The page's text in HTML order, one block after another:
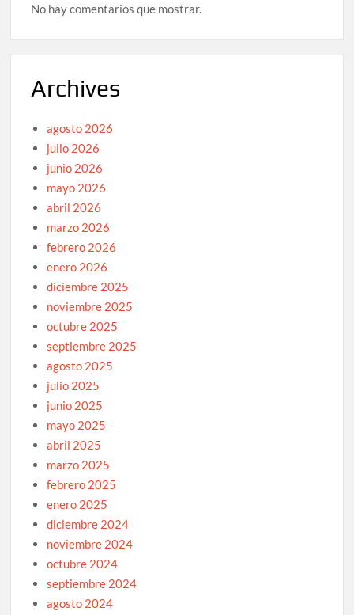
No hay comentarios que mostrar.
Archives
agosto 2026
julio 2026
junio 2026
mayo 2026
abril 2026
marzo 2026
febrero 2026
enero 2026
diciembre 2025
noviembre 2025
octubre 2025
septiembre 2025
agosto 2025
julio 2025
junio 2025
mayo 2025
abril 2025
marzo 2025
febrero 2025
enero 2025
diciembre 2024
noviembre 2024
octubre 2024
septiembre 2024
agosto 2024